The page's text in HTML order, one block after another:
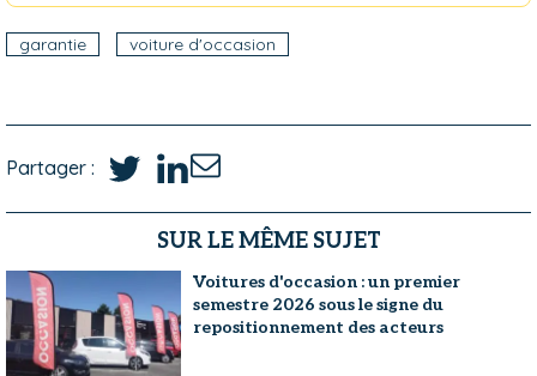
garantie voiture d'occasion
Partager :
SUR LE MÊME SUJET
Voitures d'occasion : un premier
semestre 2026 sous le signe du
repositionnement des acteurs